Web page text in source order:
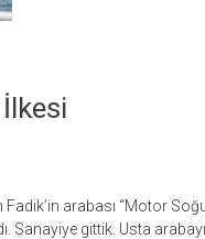
arabası “Motor
Sanayiye gittik. Usta